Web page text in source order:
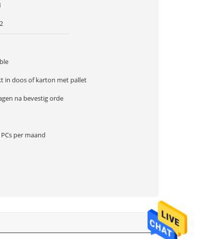
in doos of karton met pallet
na bevestig orde
PCs per maand